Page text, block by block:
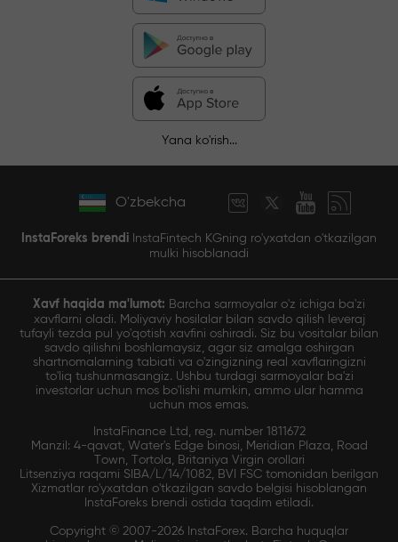
Yana ko'rish...
O'zbekcha
InstaForeks brendi InstaFintech KGning ro'yxatdan o'tkazilgan
mulki hisoblanadi
Xavf haqida ma'lumot: Barcha sarmoyalar o'z ichiga ba'zi
xavflarni oladi. Moliyaviy hosilalar bilan savdo qilish leveraj
tufayli tezda pul yo'qotish xavfini oshiradi. Siz bu vositalar bilan
savdo qilishni boshlamaysiz, agar siz amalga oshirgan
shartnomalarning tabiati va o'zingizning real xavflaringizni
to'liq tushunmasangiz. Ushbu turdagi sarmoyalar ba'zi
investorlar uchun mos bo'lishi mumkin, ammo ular hamma
uchun mos emas.
InstaFinance Ltd, reg. number 1811672
Manzil: 4-qavat, Water's Edge binosi, Meridian Plaza, Road
Town, Tortola, Britaniya Virgin orollari
Litsenziya raqami SIBA/L/14/1082, BVI FSC tomonidan berilgan
Xizmatlar ro'yxatdan o'tkazilgan savdo belgisi hisoblangan
InstaForeks brendi ostida taqdim etiladi.
Copyright © 2007-2026 InstaForex. Barcha huquqlar